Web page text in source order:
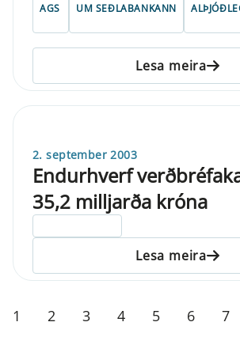
AGS UM SEÐLABANKANN
Lesa meira
2. september 2003
Endurhverf
35,2 milljarða króna
Lesa meira
1 2 3 4 5 6 7